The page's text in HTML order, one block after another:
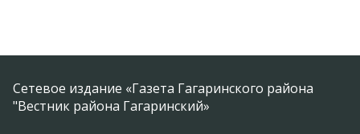
Сетевое издание «Газета Гагаринского района
"Вестник района Гагаринский»